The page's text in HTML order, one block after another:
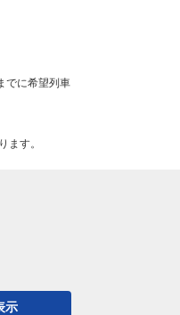
でに希望列車
ます。
示